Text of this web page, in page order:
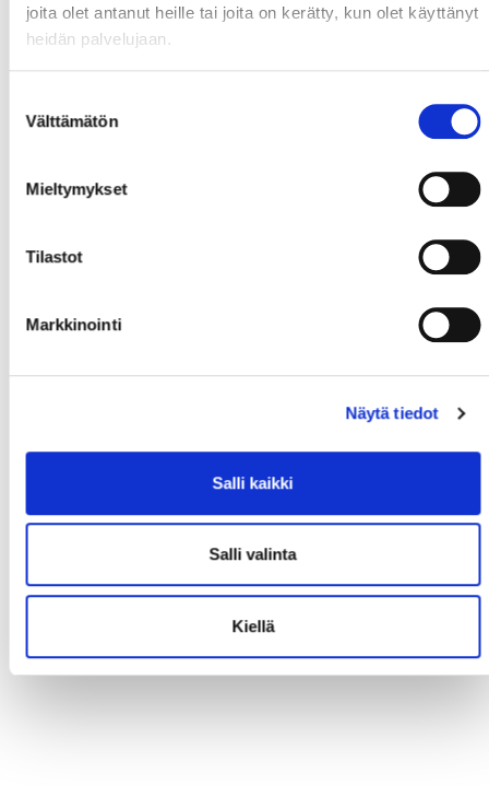
joita olet antanut heille tai joita on kerätty, kun olet käyttänyt
heidän palvelujaan.
valinta
Välttämätön
Mieltymykset
Tilastot
Markkinointi
Näytä tiedot
Salli kaikki
Salli valinta
Kiellä